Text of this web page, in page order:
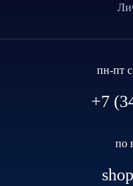
пн-пт
+7
по